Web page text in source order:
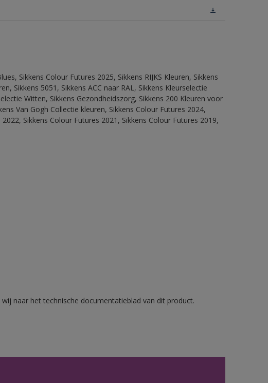
Sikkens Colour Futures 2025, Sikkens RIJKS Kleuren, Sikkens
Sikkens 5051, Sikkens ACC naar RAL, Sikkens Kleurselectie
Witten, Sikkens Gezondheidszorg, Sikkens 200 Kleuren voor
Van Gogh Collectie kleuren, Sikkens Colour Futures 2024,
Sikkens Colour Futures 2021, Sikkens Colour Futures 2019,
naar het technische documentatieblad van dit product.